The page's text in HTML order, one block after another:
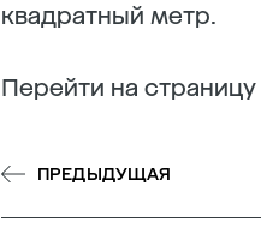
квадратный метр.
Перейти на страницу
ПРЕДЫДУЩАЯ